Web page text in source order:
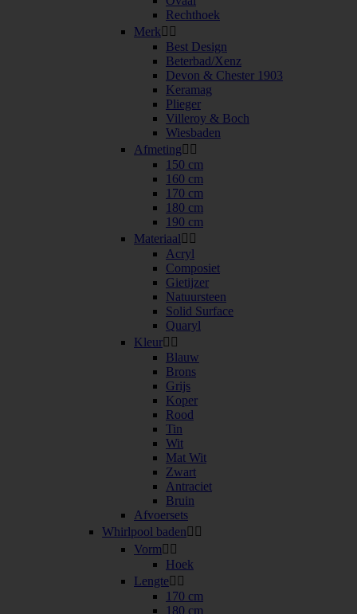
Rechthoek
Merk 
Best Design
Beterbad/Xenz
Devon & Chester 1903
Keramag
Plieger
Villeroy & Boch
Wiesbaden
Afmeting 
150 cm
160 cm
170 cm
180 cm
190 cm
Materiaal 
Acryl
Composiet
Gietijzer
Natuursteen
Solid Surface
Quaryl
Kleur 
Blauw
Brons
Grijs
Koper
Rood
Tin
Wit
Mat Wit
Zwart
Antraciet
Bruin
Afvoersets
Whirlpool baden 
Vorm 
Hoek
Lengte 
170 cm
180 cm